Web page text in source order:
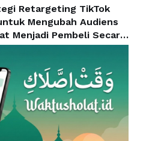
Retargeting TikTok
Mengubah Audiens
Menjadi Pembeli Secara